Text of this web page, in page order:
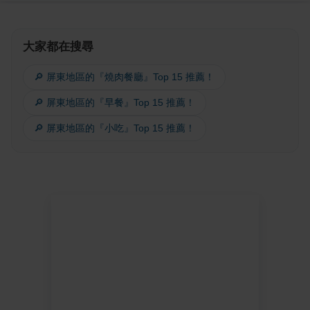
大家都在搜尋
🔎 屏東地區的『燒肉餐廳』Top 15 推薦！
🔎 屏東地區的『早餐』Top 15 推薦！
🔎 屏東地區的『小吃』Top 15 推薦！